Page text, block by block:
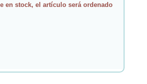
en stock, el artículo será ordenado